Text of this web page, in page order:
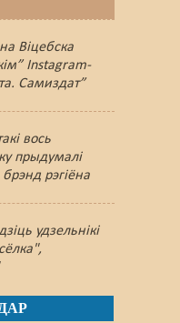
Віцебска
Instagram-
Самиздат”
вось
прыдумалі
рэгіёна
удзельнікі